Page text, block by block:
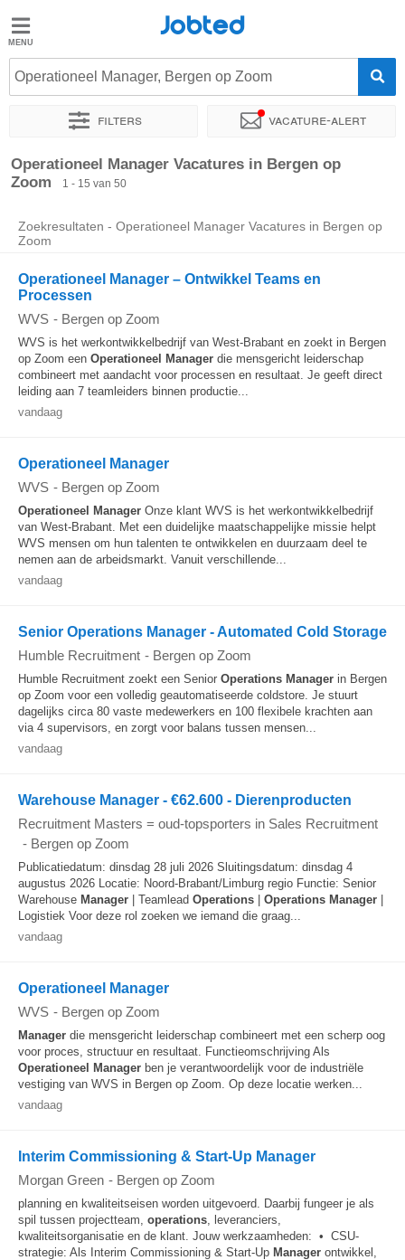
Jobted
Vacatures
Salarissen
Jobted
Operationeel Manager, Bergen op Zoom
Filters Vacature-alert
Sorteer op Exacte locatie Bedrijf Uitzendbureau
Operationeel Manager Vacatures in Bergen op
Zoom
1 - 15 van 50
Zoekresultaten - Operationeel Manager Vacatures in Bergen op
Zoom
Operationeel Manager – Ontwikkel Teams en
Processen
WVS - Bergen op Zoom
WVS is het werkontwikkelbedrijf van West-Brabant en zoekt in Bergen
op Zoom een Operationeel Manager die mensgericht leiderschap
combineert met aandacht voor processen en resultaat. Je geeft direct
leiding aan 7 teamleiders binnen productie...
vandaag
Operationeel Manager
WVS - Bergen op Zoom
Operationeel Manager Onze klant WVS is het werkontwikkelbedrijf
van West-Brabant. Met een duidelijke maatschappelijke missie helpt
WVS mensen om hun talenten te ontwikkelen en duurzaam deel te
nemen aan de arbeidsmarkt. Vanuit verschillende...
vandaag
Senior Operations Manager - Automated Cold Storage
Humble Recruitment - Bergen op Zoom
Humble Recruitment zoekt een Senior Operations Manager in Bergen
op Zoom voor een volledig geautomatiseerde coldstore. Je stuurt
dagelijks circa 80 vaste medewerkers en 100 flexibele krachten aan
via 4 supervisors, en zorgt voor balans tussen mensen...
vandaag
Warehouse Manager - €62.600 - Dierenproducten
Recruitment Masters = oud-topsporters in Sales Recruitment
- Bergen op Zoom
Publicatiedatum: dinsdag 28 juli 2026 Sluitingsdatum: dinsdag 4
augustus 2026 Locatie: Noord-Brabant/Limburg regio Functie: Senior
Warehouse Manager | Teamlead Operations Operations Manager
Logistiek Voor deze rol zoeken we iemand die graag...
vandaag
Operationeel Manager
WVS - Bergen op Zoom
Manager die mensgericht leiderschap combineert met een scherp oog
voor proces, structuur en resultaat. Functieomschrijving Als
Operationeel
Manager ben je verantwoordelijk voor de industriële
vestiging van WVS in Bergen op Zoom. Op deze locatie werken...
vandaag
Interim Commissioning & Start-Up Manager
Morgan Green - Bergen op Zoom
planning en kwaliteitseisen worden uitgevoerd. Daarbij fungeer je als
spil tussen projectteam, operations, leveranciers,
kwaliteitsorganisatie en de klant. Jouw werkzaamheden: • CSU-
strategie: Als Interim Commissioning & Start-Up Manager ontwikkel,